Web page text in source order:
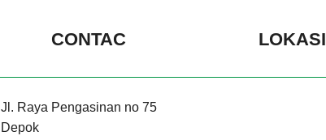
CONTAC
Jl. Raya Pengasinan no 75
Depok
LOKASI